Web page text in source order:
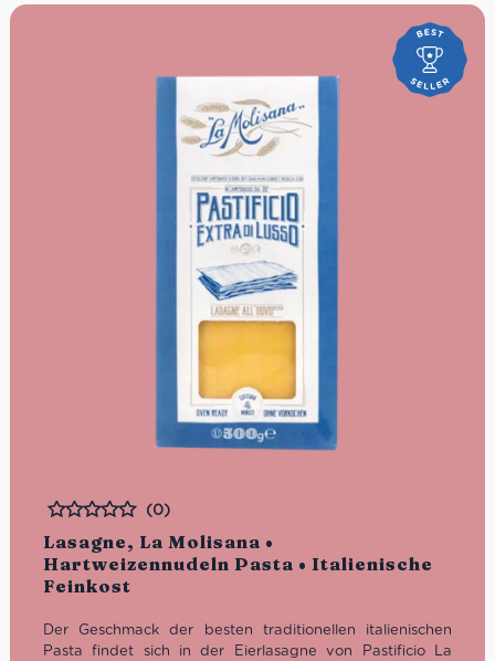
Lasagne, La Molisana •
Hartweizennudeln Pasta • Italienische
Feinkost
Bewertet
(0)
Der Geschmack der besten traditionellen italienischen
Pasta findet sich in der Eierlasagne von Pastificio La